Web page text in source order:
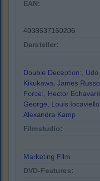
EAN:
4038637160206
Darsteller:
Double Deception:, Udo
Kikukawa, James Russo
Force:, Hector
George, Louis Iocaviello
Alexandra Kamp
Filmstudio:
Marketing Film
DVD-Features: